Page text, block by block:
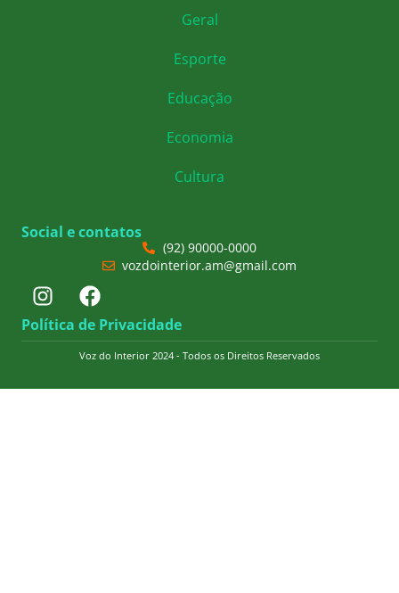
Geral
Esporte
Educação
Economia
Cultura
Social e contatos
(92) 90000-0000
vozdointerior.am@gmail.com
Política de Privacidade
Voz do Interior 2024 - Todos os Direitos Reservados